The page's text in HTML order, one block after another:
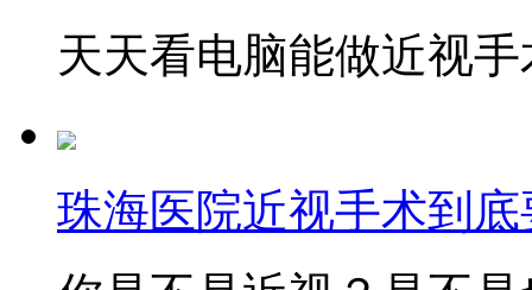
天天看电脑能做近视
珠海医院近视手术到